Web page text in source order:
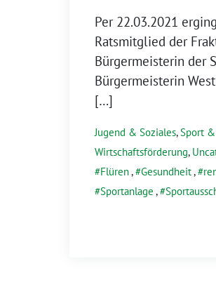
Per 22.03.2021
Ratsmitglied der
Bürgermeisterin der
Bürgermeisterin
[…]
Jugend & Soziales,Sport
Wirtschaftsförderung,
Flüren, Gesundheit,
Sportanlage ,